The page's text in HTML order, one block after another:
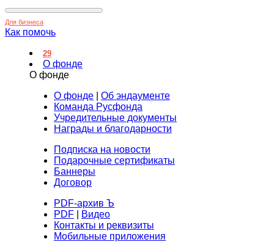
Для бизнеса
Как помочь
29
О фонде
О фонде
О фонде
Об эндаументе
Команда Русфонда
Учредительные документы
Награды и благодарности
Подписка на новости
Подарочные сертификаты
Баннеры
Договор
PDF-архив Ъ
PDF
Видео
Контакты и реквизиты
Мобильные приложения